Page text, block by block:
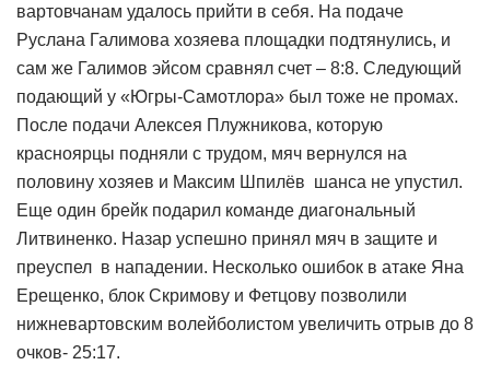
вартовчанам удалось прийти в себя. На подаче
Руслана Галимова хозяева площадки подтянулись, и
сам же Галимов эйсом сравнял счет – 8:8. Следующий
подающий у «Югры-Самотлора» был тоже не промах.
После подачи Алексея Плужникова, которую
красноярцы подняли с трудом, мяч вернулся на
половину хозяев и Максим Шпилёв шанса не упустил.
Еще один брейк подарил команде диагональный
Литвиненко. Назар успешно принял мяч в защите и
преуспел в нападении. Несколько ошибок в атаке Яна
Ерещенко, блок Скримову и Фетцову позволили
нижневартовским волейболистом увеличить отрыв до 8
очков- 25:17.